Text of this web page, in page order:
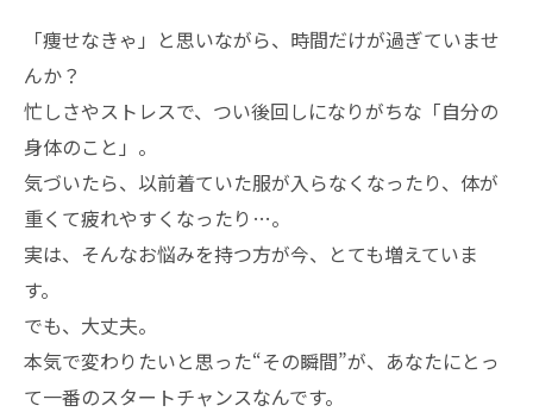
「痩せなきゃ」と思いながら、時間だけが過ぎていませ
んか？
忙しさやストレスで、つい後回しになりがちな「自分の
身体のこと」。
気づいたら、以前着ていた服が入らなくなったり、体が
重くて疲れやすくなったり…。
実は、そんなお悩みを持つ方が今、とても増えていま
す。
でも、大丈夫。
本気で変わりたいと思った“その瞬間”が、あなたにとっ
て一番のスタートチャンスなんです。